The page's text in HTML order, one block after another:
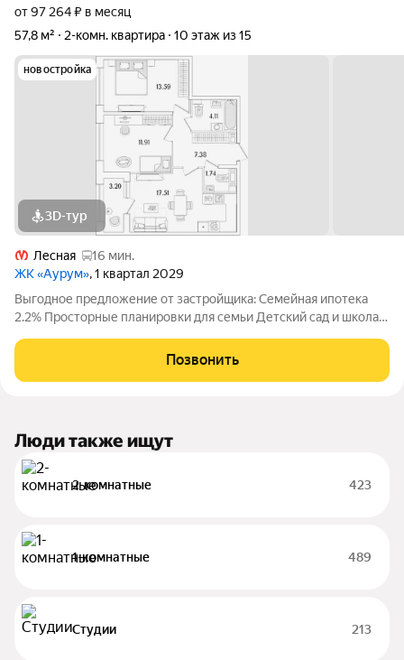
от 97 264 ₽ в месяц
57,8 м²
2-комн. квартира 10 этаж из 15
новостройка
3D-тур
Лесная
16 мин.
ЖК «Аурум», 1 квартал 2029
Выгодное предложение от застройщика: Семейная ипотека
2.2% Просторные планировки для семьи Детский сад и школа
Подземный паркинг со спуском на лифте Дизайнерские лобби
с арт-объектом
Позвонить
Люди также ищут
2-комнатные 423
1-комнатные 489
Студии 213